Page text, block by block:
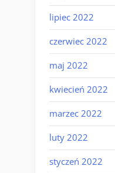
lipiec 2022
czerwiec 2022
maj 2022
kwiecień 2022
marzec 2022
luty 2022
styczeń 2022